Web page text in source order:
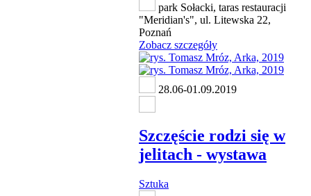
park Sołacki, taras restauracji
"Meridian's", ul. Litewska 22,
Poznań
Zobacz szczegóły
28.06-01.09.2019
Szczęście rodzi się w
jelitach - wystawa
Sztuka